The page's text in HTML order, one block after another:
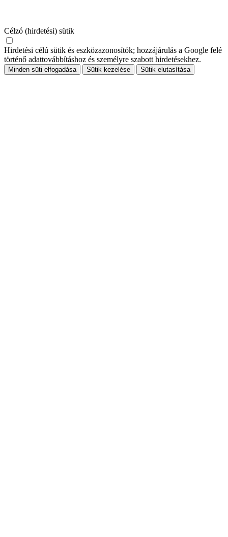
Célzó (hirdetési) sütik
Hirdetési célú sütik és eszközazonosítók; hozzájárulás a Google felé
történő adattovábbításhoz és személyre szabott hirdetésekhez.
Minden süti elfogadása Sütik kezelése Sütik elutasítása